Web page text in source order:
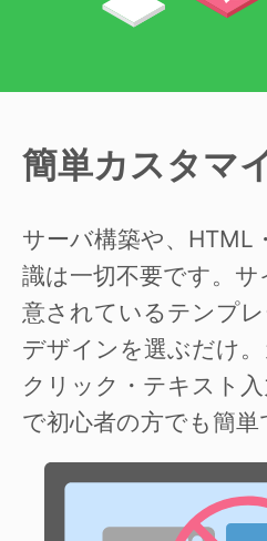
簡単カスタマ
サーバ構築や、HTML
識は一切不要です。
意されているテンプ
デザインを選ぶだけ。
クリック・テキスト
で初心者の方でも簡単